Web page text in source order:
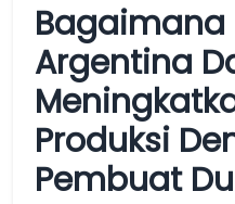
Bagaimana
Argentina
Produksi
Pembuat